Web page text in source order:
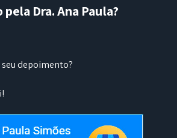
Dra. Ana Paula?
seu depoimento?
!